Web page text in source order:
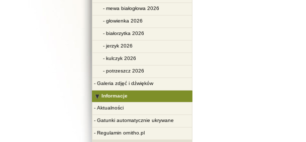
- mewa białogłowa 2026
- głowienka 2026
- białorzytka 2026
- jerzyk 2026
- kulczyk 2026
- potrzeszcz 2026
- Galeria zdjęć i dźwięków
Informacje
- Aktualności
- Gatunki automatycznie ukrywane
- Regulamin ornitho.pl